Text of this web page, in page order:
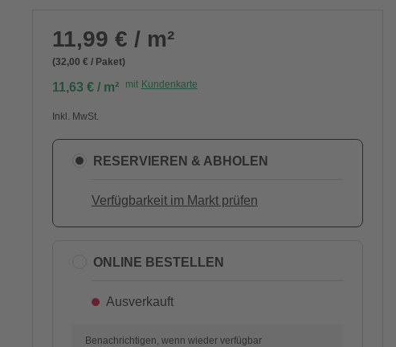
11,99 € / m²
(32,00 € / Paket)
11,63 € / m² mit Kundenkarte
Inkl. MwSt.
RESERVIEREN & ABHOLEN
Verfügbarkeit im Markt prüfen
ONLINE BESTELLEN
Ausverkauft
Benachrichtigen, wenn wieder verfügbar